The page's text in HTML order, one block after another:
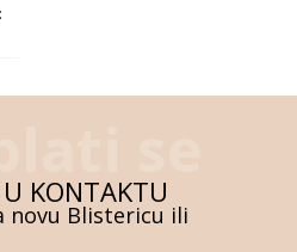
KONTAKTU
novu Blistericu ili